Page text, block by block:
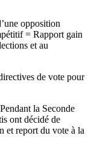
opposition
= Rapport gain
et au
de vote pour
la Seconde
ont décidé de
et report du vote à la